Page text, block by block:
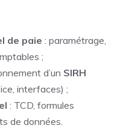
de paie : paramétrage,
;
d’un SIRH
interfaces) ;
: TCD, formules
de données.